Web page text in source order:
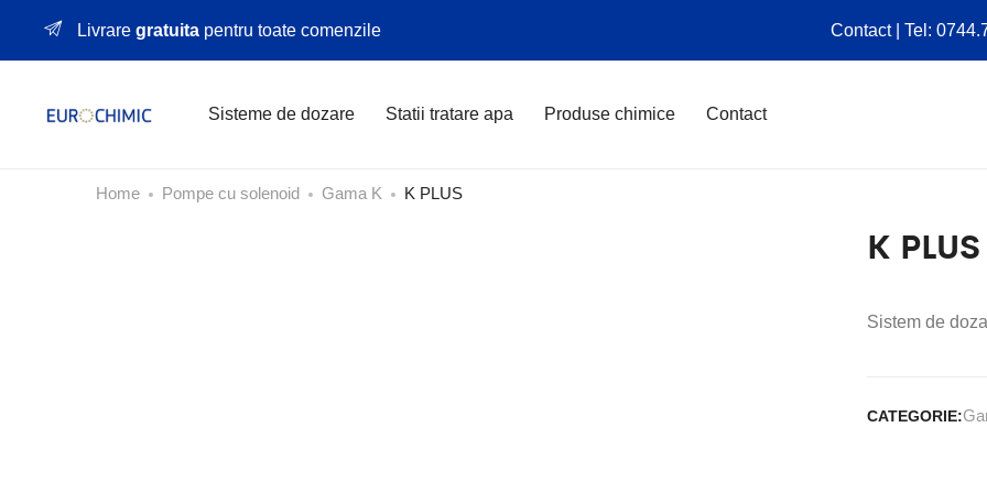
Livrare gratuita pentru toate comenzile Contact | Tel:
Sisteme de dozare Statii tratare apa Produse chimice Contact
Home Pompe cu solenoid Gama K K PLUS
K PLUS
Sistem de
CATEGORIE: